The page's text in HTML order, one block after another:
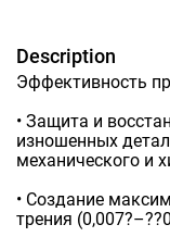
Description
Эффективность
• Защита и
изношенных
механического и
• Создание
трения